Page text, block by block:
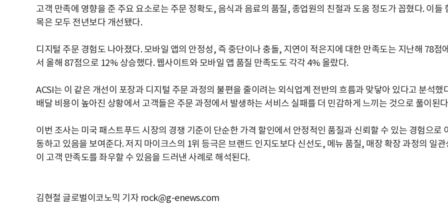
고객 만족에 영향을 준 주요 요소로는 주문 정확도, 음식과 음료의 품질, 종업원의 친절과 도움 정도가 꼽혔다. 이들
목은 모두 전년보다 개선됐다.
디지털 주문 경험도 나아졌다. 모바일 앱의 안정성, 즉 중단이나 충돌, 지연이 적은지에 대한 만족도는 지난해 78점에
서 올해 87점으로 12% 상승했다. 웹사이트와 모바일 앱 품질 만족도도 각각 4% 올랐다.
ACSI는 이 같은 개선이 포장과 디지털 주문 과정의 불편을 줄이려는 외식업계 전반의 흐름과 맞닿아 있다고 분석했
배달 비용이 높아진 상황에서 고객들은 주문 과정에서 발생하는 서비스 실패를 더 민감하게 느끼는 것으로 풀이된
이번 조사는 미국 패스트푸드 시장의 경쟁 기준이 단순한 가격 할인에서 안정적인 품질과 신뢰할 수 있는 경험으로 이
동하고 있음을 보여준다. 저지 마이크스의 1위 등극은 브랜드 인지도보다 신선도, 메뉴 품질, 매장 확장 과정의 일관
이 고객 만족도를 좌우할 수 있음을 드러낸 사례로 해석된다.
김현철 글로벌이코노믹 기자 rock@g-enews.com